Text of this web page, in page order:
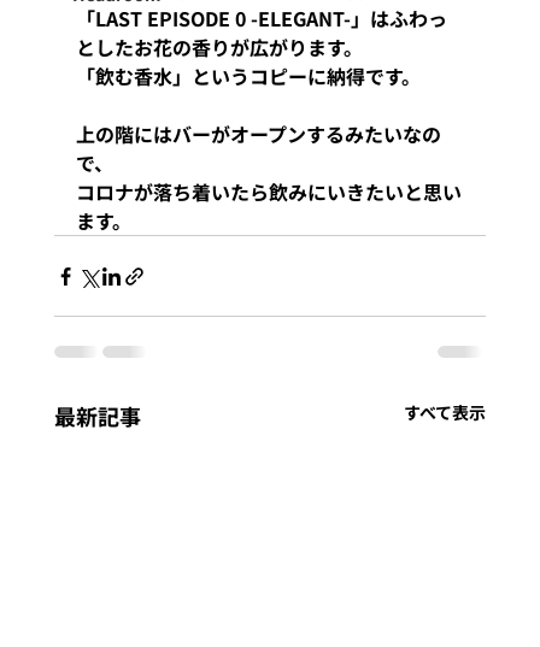
「LAST EPISODE 0 -ELEGANT-」はふわっ
としたお花の香りが広がります。
「飲む香水」というコピーに納得です。
上の階にはバーがオープンするみたいなの
で、
コロナが落ち着いたら飲みにいきたいと思い
ます。
最新記事 すべて表示